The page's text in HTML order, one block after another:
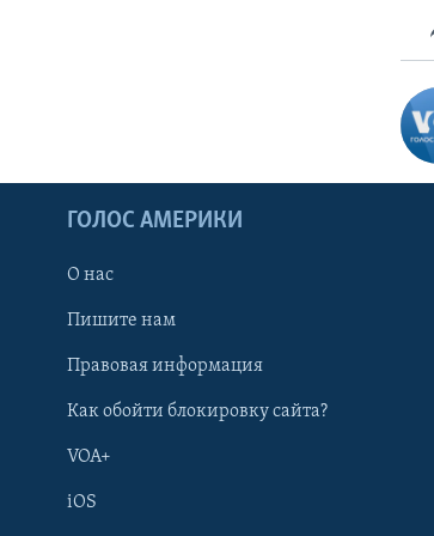
ГОЛОС АМЕРИКИ
О нас
Пишите нам
Правовая информация
Как обойти блокировку сайта?
VOA+
iOS